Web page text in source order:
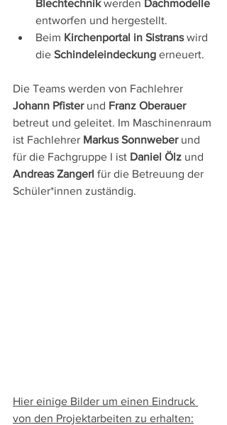
Blechtechnik werden Dachmodelle
entworfen und hergestellt.
Beim Kirchenportal in Sistrans wird
die Schindeleindeckung erneuert.
Die Teams werden von Fachlehrer
Johann Pfister und Franz Oberauer
betreut und geleitet. Im Maschinenraum
ist Fachlehrer Markus Sonnweber und
für die Fachgruppe I ist Daniel Ölz und
Andreas Zangerl für die Betreuung der
Schüler*innen zuständig.
Hier einige Bilder um einen Eindruck
von den Projektarbeiten zu erhalten: